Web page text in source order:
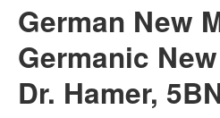
German New
Germanic
Dr. Hamer,